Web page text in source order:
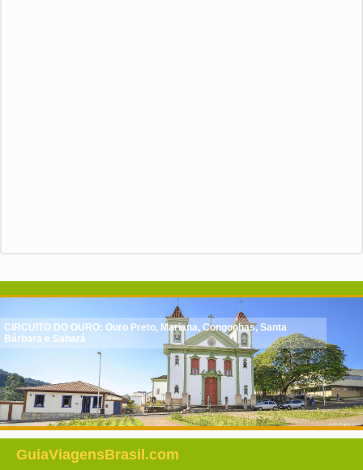
CIRCUITO DO OURO: Ouro Preto, Mariana, Congonhas, Santa
Bárbara e Sabará
GuiaViagensBrasil.com